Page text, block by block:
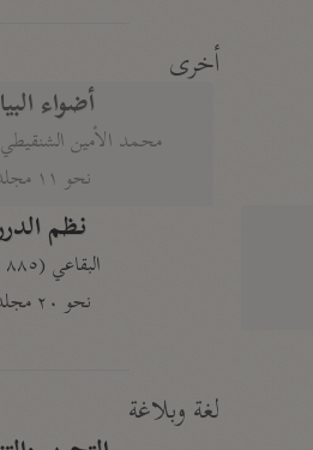
أخرى
أضواء
محمد الأمين الشنقيطي (١٣٩٤
نحو ١١ مجلدًا
نظم
البقاعي (٨٨٥ هـ)
نحو ٢٠ مجلدًا
لغة وبلاغة